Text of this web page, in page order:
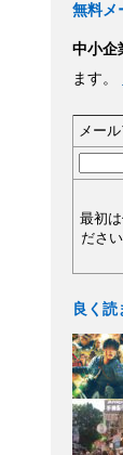
無料メ
中小企
ます。
メー
最初
ださ
良く読